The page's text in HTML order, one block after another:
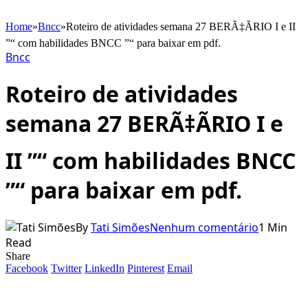
Home»Bncc»Roteiro de atividades semana 27 BERÃ‡ÃRIO I e II
”“ com habilidades BNCC ”“ para baixar em pdf.
Bncc
Roteiro de atividades
semana 27 BERÃ‡ÃRIO I e
II ”“ com habilidades BNCC
”“ para baixar em pdf.
ByTati SimõesNenhum comentário1 Min
Read
Share
Facebook Twitter LinkedIn Pinterest Email